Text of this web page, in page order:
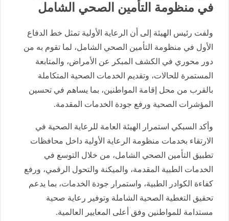
في منظومة التأمين الصحي الشامل
ولفت رئيس الهيئة إلى أن الرعاية الأولية تمثل خط الدفاع
الأول في منظومة التأمين الصحي الشامل، لما تقوم به من
دور محوري في الكشف المبكر عن الأمراض، والمتابعة
المستمرة للحالات، وتقديم الخدمات الصحية المتكاملة
بالقرب من محل إقامة المواطنين، بما يساهم في تحسين
المؤشرات الصحية ورفع جودة الخدمات المقدمة.
وأكد السبكي استمرار الهيئة العامة للرعاية الصحية في
الارتقاء بخدمات منظومة الرعاية الأولية داخل محافظات
تطبيق التأمين الصحي الشامل، من خلال التوسع في
الخدمات الطبية المقدمة، والميكنة والتحول الرقمي، ورفع
كفاءة الكوادر الطبية، واستمرار جودة الخدمات، بما يدعم
تحقيق التغطية الصحية الشاملة وتوفير رعاية صحية
مستدامة للمواطنين وفق أعلى المعايير العالمية.